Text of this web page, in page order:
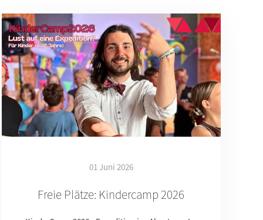
01 Juni 2026
Freie Plätze: Kindercamp 2026